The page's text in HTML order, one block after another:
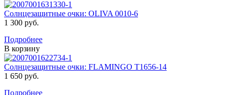
Солнцезащитные очки: OLIVA 0010-6
1 300 руб.
Подробнее
В корзину
Солнцезащитные очки: FLAMINGO T1656-14
1 650 руб.
Подробнее